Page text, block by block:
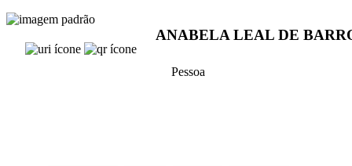
ANABELA LEAL DE
Pessoa